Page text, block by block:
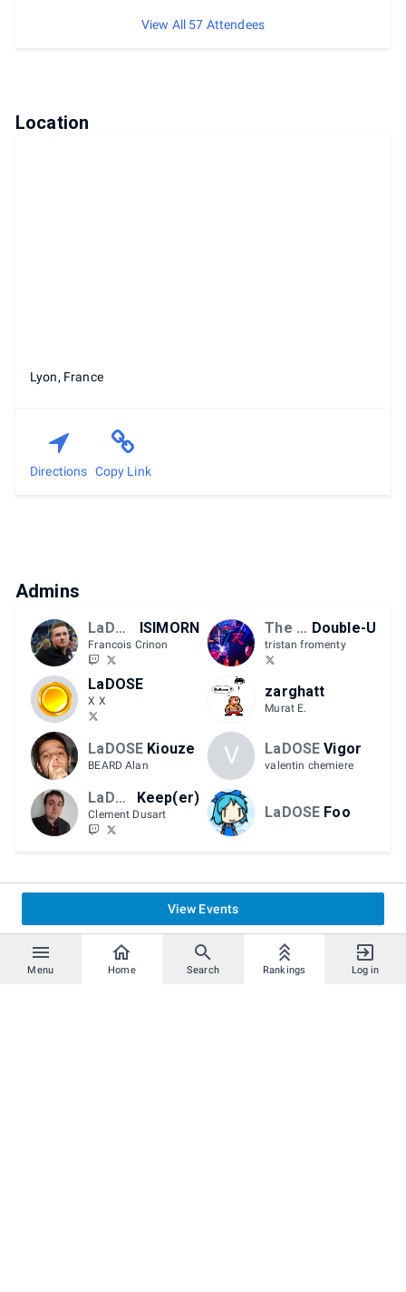
Menu Home Search Rankings Log in
View All 57 Attendees
Location
Lyon, France
Directions Copy Link
Admins
LaDOSE.net ISIMORN
Francois Crinon
The MIXUP Double-U
tristan fromenty
LaDOSE
X X
zarghatt
Murat E.
LaDOSE Kiouze
BEARD Alan V LaDOSE Vigor
valentin chemiere
LaDOSE Keep(er)
Clement Dusart LaDOSE Foo
View Events